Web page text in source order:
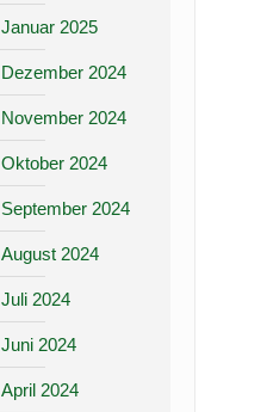
Januar 2025
Dezember 2024
November 2024
Oktober 2024
September 2024
August 2024
Juli 2024
Juni 2024
April 2024